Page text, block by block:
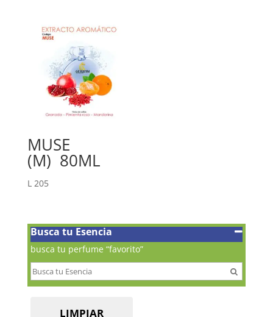
MUSE
(M) 80ML
L205
Busca tu Esencia
busca tu perfume “favorito”
LIMPIAR